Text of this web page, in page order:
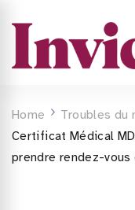
Home Troubles du
Certificat Médical
prendre rendez-